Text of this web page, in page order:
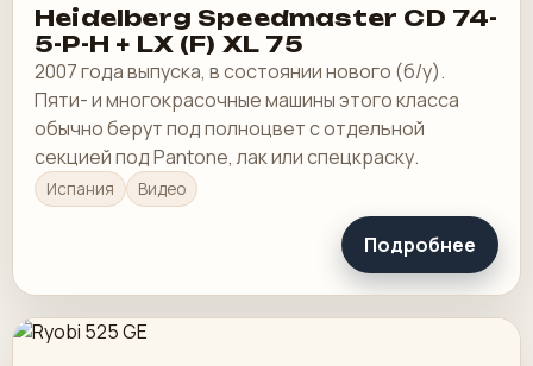
Heidelberg Speedmaster CD 74-
5-P-H + LX (F) XL 75
2007 года выпуска, в состоянии нового (б/у).
Пяти- и многокрасочные машины этого класса
обычно берут под полноцвет с отдельной
секцией под Pantone, лак или спецкраску.
Испания Видео
Подробнее